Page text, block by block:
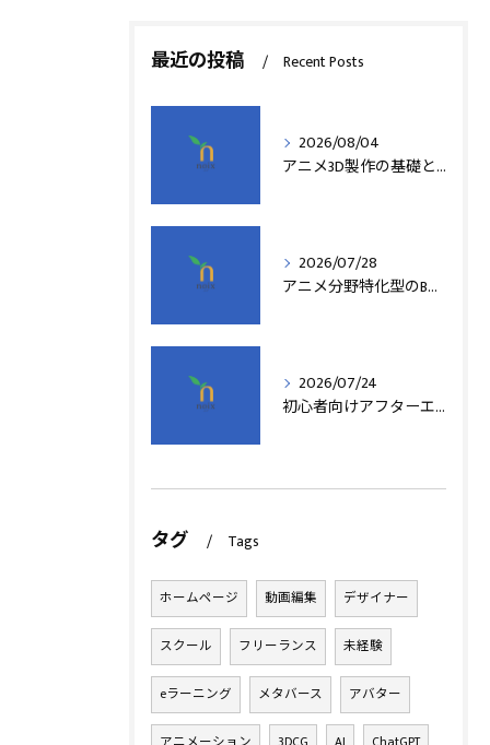
最近の投稿 Recent Posts
2026/08/04
アニメ3D製作の基礎と実践法
2026/07/28
アニメ分野特化型のB型事業所支援制度の詳細解説
2026/07/24
初心者向けアフターエフェクト動画編集の基本
タグ Tags
ホームページ 動画編集 デザイナー
スクール フリーランス 未経験
eラーニング メタバース アバター